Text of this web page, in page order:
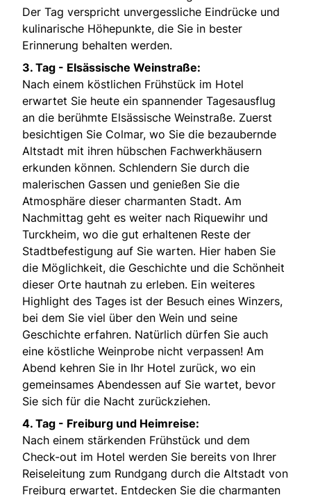
Der Tag verspricht unvergessliche Eindrücke und
kulinarische Höhepunkte, die Sie in bester
Erinnerung behalten werden.
3. Tag - Elsässische Weinstraße:
Nach einem köstlichen Frühstück im Hotel
erwartet Sie heute ein spannender Tagesausflug
an die berühmte Elsässische Weinstraße. Zuerst
besichtigen Sie Colmar, wo Sie die bezaubernde
Altstadt mit ihren hübschen Fachwerkhäusern
erkunden können. Schlendern Sie durch die
malerischen Gassen und genießen Sie die
Atmosphäre dieser charmanten Stadt. Am
Nachmittag geht es weiter nach Riquewihr und
Turckheim, wo die gut erhaltenen Reste der
Stadtbefestigung auf Sie warten. Hier haben Sie
die Möglichkeit, die Geschichte und die Schönheit
dieser Orte hautnah zu erleben. Ein weiteres
Highlight des Tages ist der Besuch eines Winzers,
bei dem Sie viel über den Wein und seine
Geschichte erfahren. Natürlich dürfen Sie auch
eine köstliche Weinprobe nicht verpassen! Am
Abend kehren Sie in Ihr Hotel zurück, wo ein
gemeinsames Abendessen auf Sie wartet, bevor
Sie sich für die Nacht zurückziehen.
4. Tag - Freiburg und Heimreise:
Nach einem stärkenden Frühstück und dem
Check-out im Hotel werden Sie bereits von Ihrer
Reiseleitung zum Rundgang durch die Altstadt von
Freiburg erwartet. Entdecken Sie die charmanten